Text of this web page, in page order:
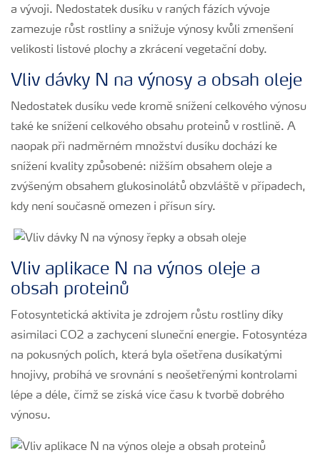
Kontakty
a vývoji. Nedostatek dusíku v raných fázích vývoje
zamezuje růst rostliny a snižuje výnosy kvůli zmenšení
velikosti listové plochy a zkrácení vegetační doby.
Vliv dávky N na výnosy a obsah oleje
Nedostatek dusíku vede kromě snížení celkového výnosu
také ke snížení celkového obsahu proteinů v rostlině. A
naopak při nadměrném množství dusíku dochází ke
snížení kvality způsobené: nižším obsahem oleje a
zvýšeným obsahem glukosinolátů obzvláště v případech,
kdy není současně omezen i přísun síry.
Vliv aplikace N na výnos oleje a
obsah proteinů
Fotosyntetická aktivita je zdrojem růstu rostliny díky
asimilaci CO2 a zachycení sluneční energie. Fotosyntéza
na pokusných polích, která byla ošetřena dusíkatými
hnojivy, probíhá ve srovnání s neošetřenými kontrolami
lépe a déle, čímž se získá více času k tvorbě dobrého
výnosu.